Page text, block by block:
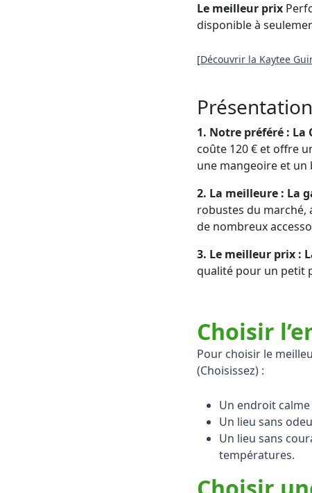
Le meilleur prix
disponible à
[Découvrir la Kaytee
1. Notre préféré : La
coûte 120 € et offre
une mangeoire et
2. La meilleure : La
robustes du marché,
de nombreux
3. Le meilleur prix :
qualité pour un petit
Choisir
Pour choisir le
(Choisissez) :
Un endroit
Un lieu sans
Un lieu sans
températures.